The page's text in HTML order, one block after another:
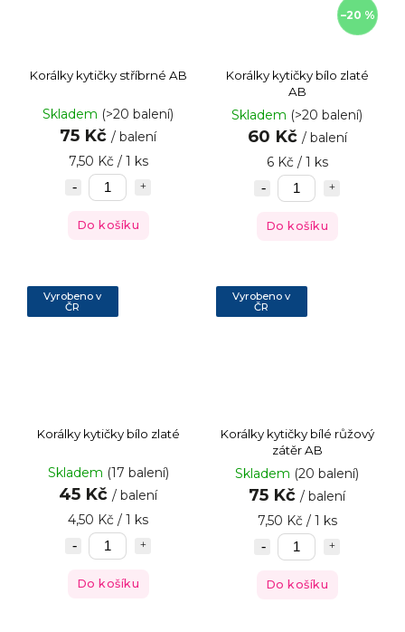
Korálky kytičky stříbrné AB
Skladem (>20 balení)
75 Kč / balení
7,50 Kč / 1 ks
Do košíku
–20 %
Korálky kytičky bílo zlaté
AB
Skladem (>20 balení)
60 Kč / balení
6 Kč / 1 ks
Do košíku
Vyrobeno v
ČR
Korálky kytičky bílo zlaté
Skladem (17 balení)
45 Kč / balení
4,50 Kč / 1 ks
Do košíku
Vyrobeno v
ČR
Korálky kytičky bílé růžový
zátěr AB
Skladem (20 balení)
75 Kč / balení
7,50 Kč / 1 ks
Do košíku